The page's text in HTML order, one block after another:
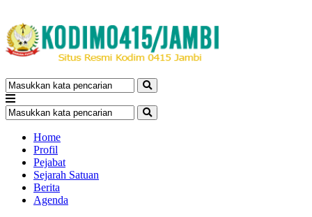
Home
Profil
Pejabat
Sejarah Satuan
Berita
Agenda